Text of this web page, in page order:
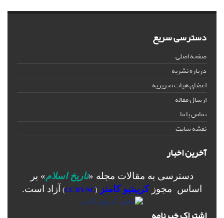
دسترسی سریع
صفحه اصلی
درباره نشریه
اعضای هیات تحریریه
ارسال مقاله
تماس با ما
نقشه سایت
آخرین اخبار
دسترسی به مقالات مجله «تاریخ اسلام» بر
اساس مجوزکرییتیو کامنز (
CC BY-NC
) آزاد است.